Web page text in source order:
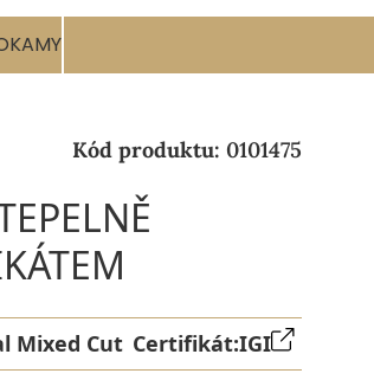
Kód produktu: 0101475
Mixed Cut Certifikát:IGI